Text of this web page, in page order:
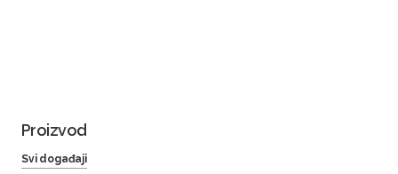
Proizvod
Svi događaji